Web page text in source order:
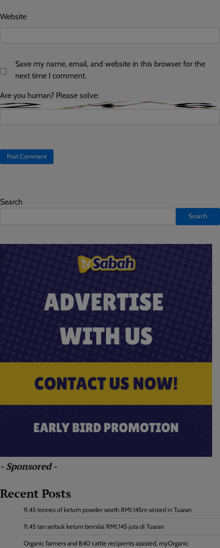
Website
Save my name, email, and website in this browser for the
next time I comment.
Are you human? Please solve:
Search
Search
- Sponsored -
Recent Posts
11.45 tonnes of ketum powder worth RM1.145m seized in Tuaran
11.45 tan serbuk ketum bernilai RM1.145 juta di Tuaran
Organic farmers and B40 cattle recipients assisted, myOrganic